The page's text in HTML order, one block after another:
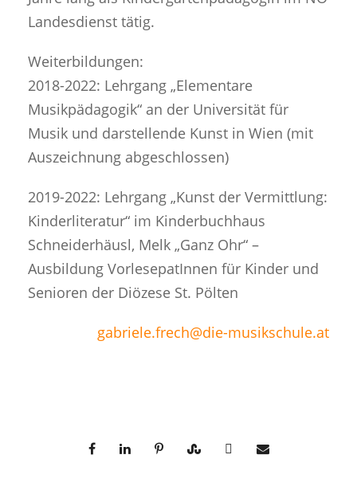
Landesdienst tätig.
Weiterbildungen:
2018-2022: Lehrgang „Elementare
Musikpädagogik“ an der Universität für
Musik und darstellende Kunst in Wien (mit
Auszeichnung abgeschlossen)
2019-2022: Lehrgang „Kunst der Vermittlung:
Kinderliteratur“ im Kinderbuchhaus
Schneiderhäusl, Melk „Ganz Ohr“ –
Ausbildung VorlesepatInnen für Kinder und
Senioren der Diözese St. Pölten
gabriele.frech@die-musikschule.at